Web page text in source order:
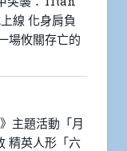
線 化身肩負
場攸關存亡的
主題活動「月
精英人形「六